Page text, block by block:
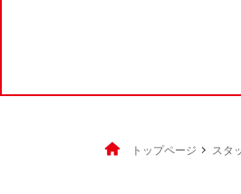
トップページ スタ